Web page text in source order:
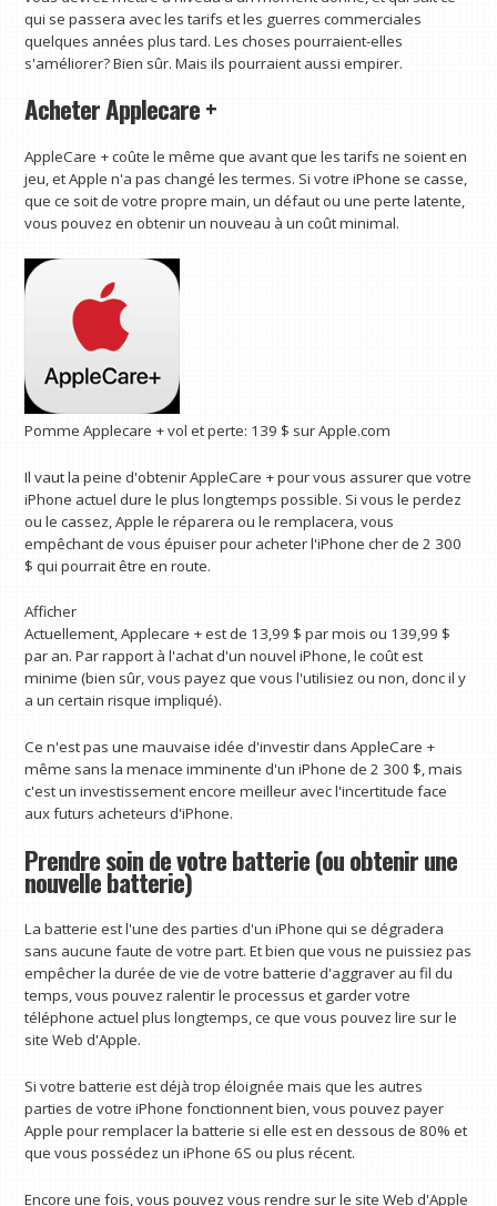
qui se passera avec les tarifs et les guerres commerciales
quelques années plus tard. Les choses pourraient-elles
s'améliorer? Bien sûr. Mais ils pourraient aussi empirer.
Acheter Applecare +
AppleCare + coûte le même que avant que les tarifs ne soient en
jeu, et Apple n'a pas changé les termes. Si votre iPhone se casse,
que ce soit de votre propre main, un défaut ou une perte latente,
vous pouvez en obtenir un nouveau à un coût minimal.
Pomme Applecare + vol et perte: 139 $ sur Apple.com
Il vaut la peine d'obtenir AppleCare + pour vous assurer que votre
iPhone actuel dure le plus longtemps possible. Si vous le perdez
ou le cassez, Apple le réparera ou le remplacera, vous
empêchant de vous épuiser pour acheter l'iPhone cher de 2 300
$ qui pourrait être en route.
Afficher
Actuellement, Applecare + est de 13,99 $ par mois ou 139,99 $
par an. Par rapport à l'achat d'un nouvel iPhone, le coût est
minime (bien sûr, vous payez que vous l'utilisiez ou non, donc il y
a un certain risque impliqué).
Ce n'est pas une mauvaise idée d'investir dans AppleCare +
même sans la menace imminente d'un iPhone de 2 300 $, mais
c'est un investissement encore meilleur avec l'incertitude face
aux futurs acheteurs d'iPhone.
Prendre soin de votre batterie (ou obtenir une
nouvelle batterie)
La batterie est l'une des parties d'un iPhone qui se dégradera
sans aucune faute de votre part. Et bien que vous ne puissiez pas
empêcher la durée de vie de votre batterie d'aggraver au fil du
temps, vous pouvez ralentir le processus et garder votre
téléphone actuel plus longtemps, ce que vous pouvez lire sur le
site Web d'Apple.
Si votre batterie est déjà trop éloignée mais que les autres
parties de votre iPhone fonctionnent bien, vous pouvez payer
Apple pour remplacer la batterie si elle est en dessous de 80% et
que vous possédez un iPhone 6S ou plus récent.
Encore une fois, vous pouvez vous rendre sur le site Web d'Apple